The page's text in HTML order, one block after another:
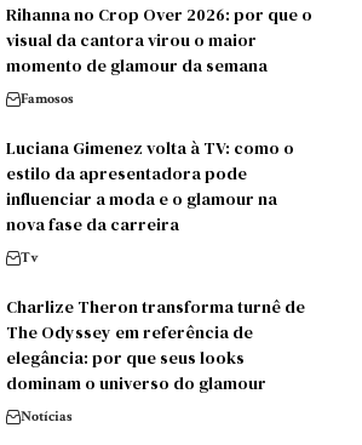
Rihanna no Crop Over 2026: por que o
visual da cantora virou o maior
momento de glamour da semana
Famosos
Luciana Gimenez volta à TV: como o
estilo da apresentadora pode
influenciar a moda e o glamour na
nova fase da carreira
Tv
Charlize Theron transforma turnê de
The Odyssey em referência de
elegância: por que seus looks
dominam o universo do glamour
Notícias